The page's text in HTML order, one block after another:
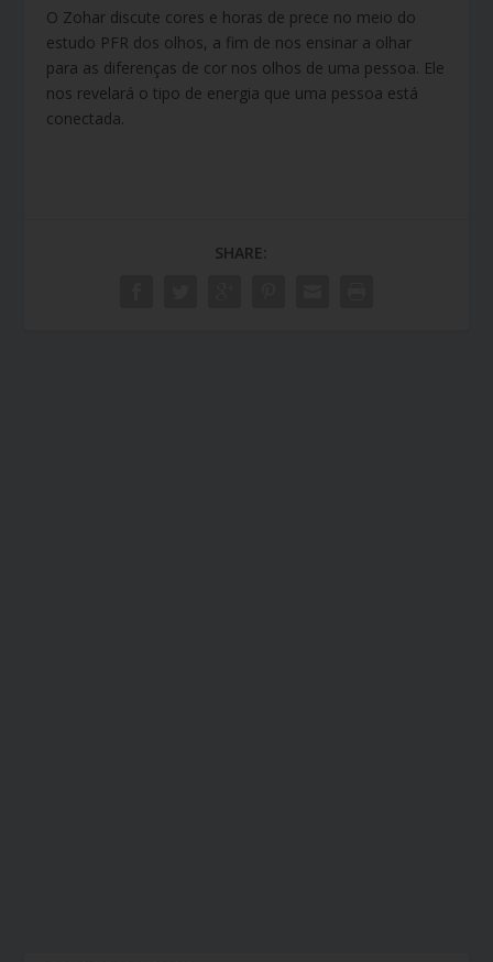
O Zohar discute cores e horas de prece no meio do
estudo PFR dos olhos, a fim de nos ensinar a olhar
para as diferenças de cor nos olhos de uma pessoa. Ele
nos revelará o tipo de energia que uma pessoa está
conectada.
SHARE: